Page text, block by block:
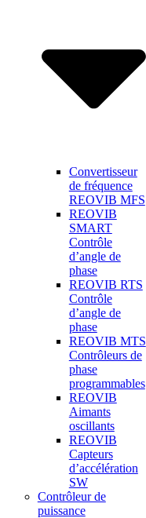
Convertisseur
de fréquence
REOVIB MFS
REOVIB
SMART
Contrôle
d’angle de
phase
REOVIB RTS
Contrôle
d’angle de
phase
REOVIB MTS
Contrôleurs de
phase
programmables
REOVIB
Aimants
oscillants
REOVIB
Capteurs
d’accélération
SW
Contrôleur de
puissance